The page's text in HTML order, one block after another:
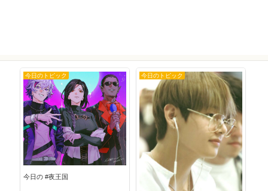
今日のトピック
今日の #夜王国
今日のトピック